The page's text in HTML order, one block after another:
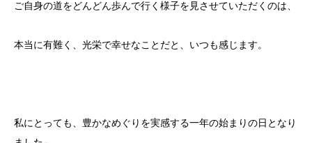
ご自身の道をどんどん歩んで行く様子を見させていただくのは、
本当に有難く、光栄で幸せなことだと、いつも感じます。
私にとっても、豊かなめぐりを実感する一年の始まりの日となり